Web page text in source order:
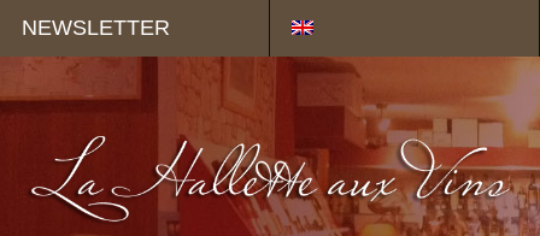
NEWSLETTER
Panneau de gestion des cookies